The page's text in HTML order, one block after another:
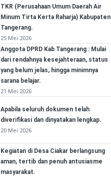
TKR (Perusahaan Umum Daerah Air
Minum Tirta Kerta Raharja) Kabupaten
Tangerang.
25 Mei 2026
Anggota DPRD Kab Tangerang : Mulai
dari rendahnya kesejahteraan, status
yang belum jelas, hingga minimnya
sarana belajar.
21 Mei 2026
Apabila seluruh dokumen telah
diverifikasi dan dinyatakan lengkap.
20 Mei 2026
Kegiatan di Desa Ciakar berlangsung
aman, tertib dan penuh antusiasme
masyarakat.